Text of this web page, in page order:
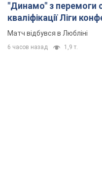
"Динамо" з перемоги
кваліфікації Ліги
Матч відбувся в Любліні
6 часов назад 1,9 т.